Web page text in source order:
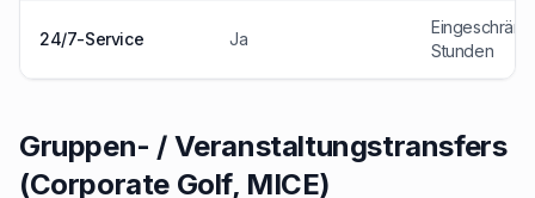
24/7-Service Ja
Stunden
Gruppen- / Veranstaltungstransfers
(Corporate Golf, MICE)